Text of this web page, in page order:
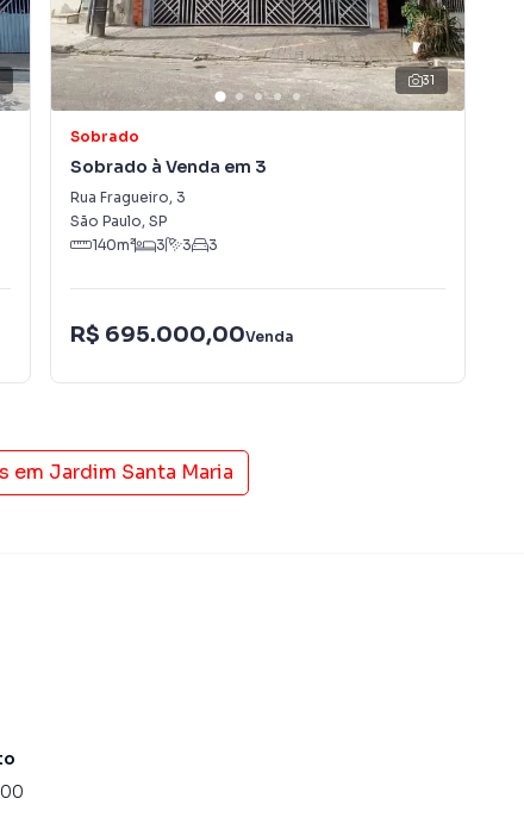
Sobrado em São Paulo? Entre em contato com
apartamentos, casas residenciais e comerciais,
o imóvel que mais combina com seu estilo de vida.
com segurança e tranquilidade. Na Imobiliária Xavier e
computador ou smartphone. Nós criamos soluções
ou alugar seu imóvel muito mais rápido do que em
31
Sobrado
Sobrado à Venda em 3
Rua Fragueiro, 3
São Paulo, SP
140m² 3 3 3
R$ 695.000,00Venda
em Jardim Santa Maria